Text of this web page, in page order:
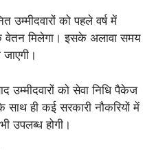
को पहले वर्ष में
मिलेगा। इसके अलावा समय
उम्मीदवारों को सेवा निधि पैकेज
साथ ही कई सरकारी नौकरियों में
उपलब्ध होगी।